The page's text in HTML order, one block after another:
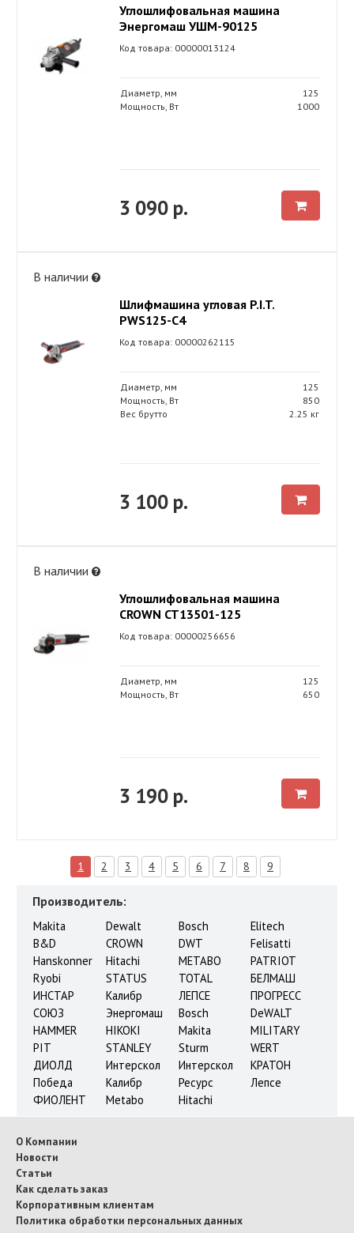
Углошлифовальная машина
Энергомаш УШМ-90125
Код товара: 00000013124
Диаметр, мм
125
Мощность, Вт
1000
3 090 р.
В наличии
Шлифмашина угловая P.I.T.
РWS125-C4
Код товара: 00000262115
Диаметр, мм
125
Мощность, Вт
850
Вес брутто
2.25 кг
3 100 р.
В наличии
Углошлифовальная машина
CROWN CT13501-125
Код товара: 00000256656
Диаметр, мм
125
Мощность, Вт
650
3 190 р.
1 2 3 4 5 6 7 8 9
Производитель:
Makita Dewalt Bosch
Elitech
B&D
CROWN DWT
Felisatti
Hanskonner
Hitachi METABO
PATRIOT
Ryobi
STATUS TOTAL
БЕЛМАШ
ИНСТАР
Калибр ЛЕПСЕ
ПРОГРЕСС
СОЮЗ
Энергомаш Bosch
DeWALT
HAMMER
HIKOKI Makita
MILITARY
PIT
STANLEY Sturm
WERT
ДИОЛД
Интерскол Интерскол
КРАТОН
Победа
Калибр Ресурс
Лепсе
ФИОЛЕНТ
Metabo Hitachi
О Компании
Новости
Статьи
Как сделать заказ
Корпоративным клиентам
Политика обработки персональных данных